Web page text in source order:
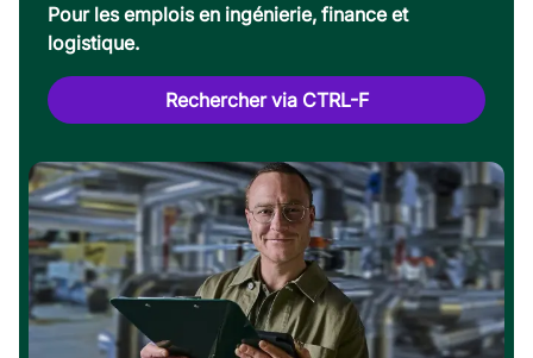
Pour les emplois en ingénierie, finance et
logistique.
Rechercher via CTRL-F